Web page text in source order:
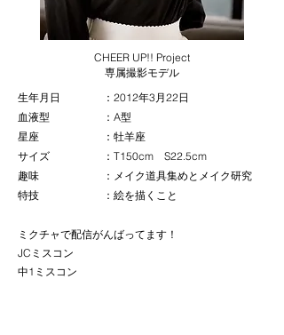
CHEER UP!! Project
​専属撮影モデル
生年月日 ：2012年3月22日
血液型 ：A型
星座 ：牡羊座
サイズ ：T150cm S22.5cm
趣味 ：メイク道具集めとメイク研究
特技 ：絵を描くこと
ミクチャで配信がんばってます！
JCミスコン
中1ミスコン